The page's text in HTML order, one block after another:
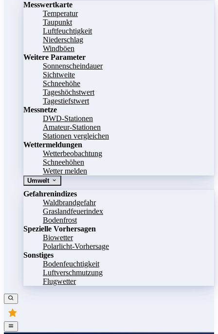
Messwertkarte
Temperatur
Taupunkt
Luftfeuchtigkeit
Niederschlag
Windböen
Weitere Parameter
Sonnenscheindauer
Sichtweite
Schneehöhe
Tageshöchstwert
Tagestiefstwert
Messnetze
DWD-Stationen
Amateur-Stationen
Stationen vergleichen
Wettermeldungen
Wetterbeobachtung
Schneehöhen
Wetter melden
Umwelt
Gefahrenindizes
Waldbrandgefahr
Graslandfeuerindex
Bodenfrost
Spezielle Vorhersagen
Biowetter
Polarlicht-Vorhersage
Sonstiges
Bodenfeuchtigkeit
Luftverschmutzung
Flugwetter